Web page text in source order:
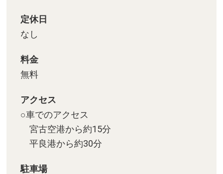
設市場」
わさる魅力「うえのドイツ文化
村」
宮古島と伊良部島を結ぶ、無料で
渡れる日本一長い橋「伊良部大
定休日
なし
料金
無料
アクセス
○車でのアクセス
宮古空港から約15分
平良港から約30分
駐車場